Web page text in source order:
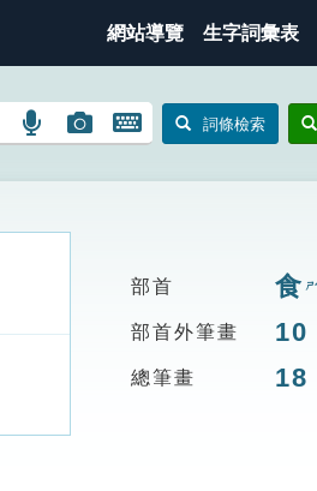
網站導覽 生字詞彙表
語
搜
圖
圖
搜
開
鍵
詞條檢索
部首 食 ㄕˊ
部首外筆畫 10
總筆畫 18